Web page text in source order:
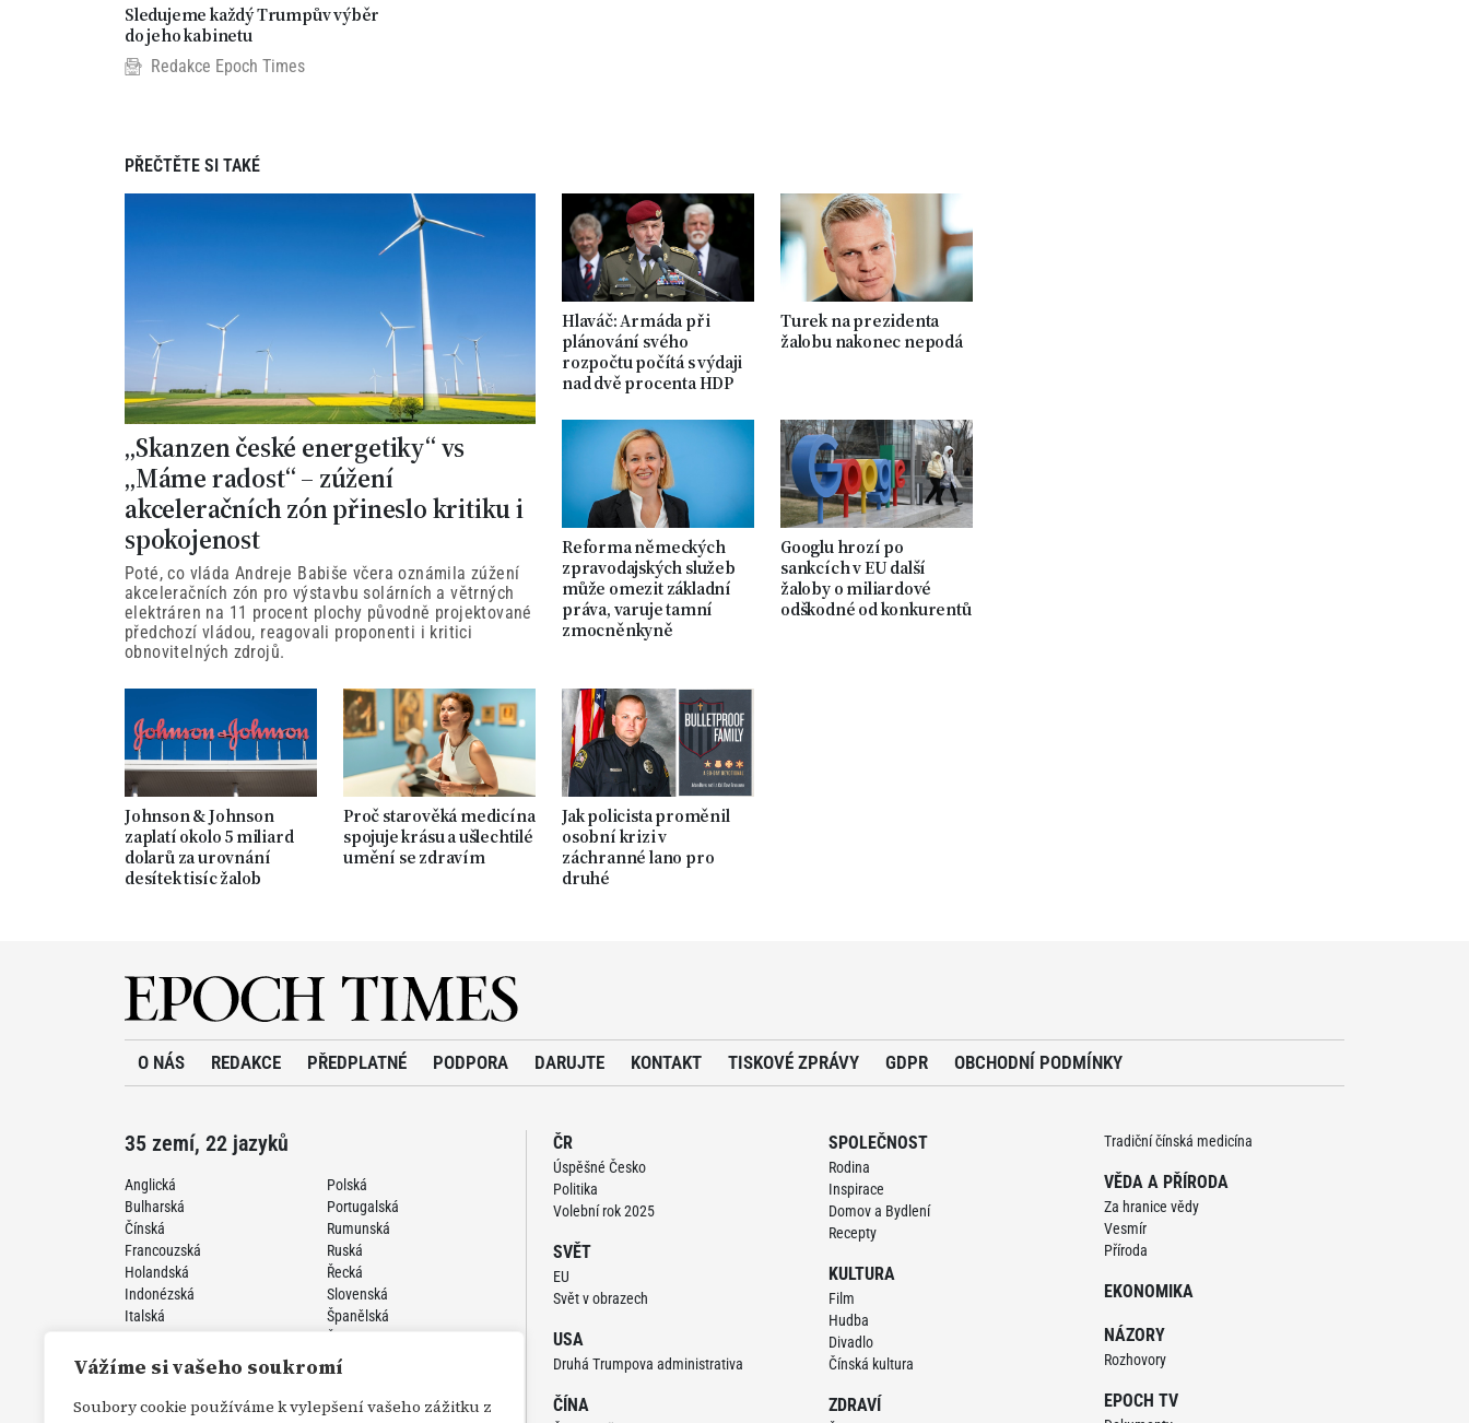
Vážíme si vašeho soukromí
Soubory cookie používáme k vylepšení vašeho zážitku z
Sledujeme každý Trumpův výběr
do jeho kabinetu
Redakce Epoch Times
PŘEČTĚTE SI TAKÉ
„Skanzen české energetiky“ vs
„Máme radost“ – zúžení
akceleračních zón přineslo kritiku i
spokojenost
Poté, co vláda Andreje Babiše včera oznámila zúžení
akceleračních zón pro výstavbu solárních a větrných
elektráren na 11 procent plochy původně projektované
předchozí vládou, reagovali proponenti i kritici
obnovitelných zdrojů.
Hlaváč: Armáda při
plánování svého
rozpočtu počítá s výdaji
nad dvě procenta HDP
Turek na prezidenta
žalobu nakonec nepodá
Reforma německých
zpravodajských služeb
může omezit základní
práva, varuje tamní
zmocněnkyně
Googlu hrozí po
sankcích v EU další
žaloby o miliardové
odškodné od konkurentů
Johnson & Johnson
zaplatí okolo 5 miliard
dolarů za urovnání
desítek tisíc žalob
Proč starověká medicína
spojuje krásu a ušlechtilé
umění se zdravím
Jak policista proměnil
osobní krizi v
záchranné lano pro
druhé
O NÁS REDAKCE PŘEDPLATNÉ PODPORA DARUJTE KONTAKT TISKOVÉ ZPRÁVY GDPR OBCHODNÍ PODMÍNKY
35 zemí, 22 jazyků
Anglická
Bulharská
Čínská
Francouzská
Holandská
Indonézská
Italská
Korejská
Perzská
Polská
Portugalská
Rumunská
Ruská
Řecká
Slovenská
Španělská
Turecká
Vietnamská
ČR
Úspěšné Česko
Politika
Volební rok 2025
SVĚT
EU
Svět v obrazech
USA
Druhá Trumpova administrativa
ČÍNA
SPOLEČNOST
Rodina
Inspirace
Domov a Bydlení
Recepty
KULTURA
Film
Hudba
Divadlo
Čínská kultura
ZDRAVÍ
Tradiční čínská medicína
VĚDA A PŘÍRODA
Za hranice vědy
Vesmír
Příroda
EKONOMIKA
NÁZORY
Rozhovory
EPOCH TV